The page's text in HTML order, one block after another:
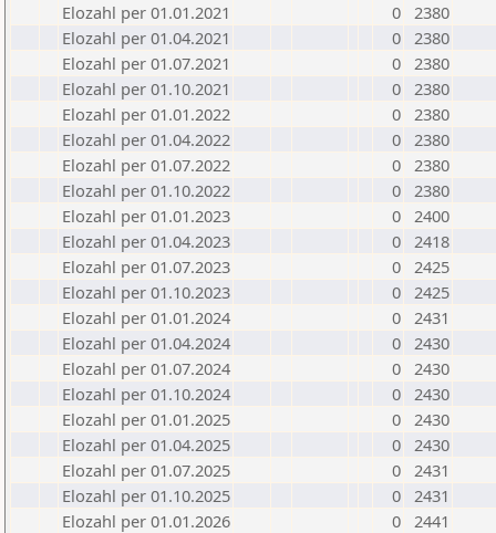
Elozahl per 01.01.2021
0 2380
Elozahl per 01.04.2021
0 2380
Elozahl per 01.07.2021
0 2380
Elozahl per 01.10.2021
0 2380
Elozahl per 01.01.2022
0 2380
Elozahl per 01.04.2022
0 2380
Elozahl per 01.07.2022
0 2380
Elozahl per 01.10.2022
0 2380
Elozahl per 01.01.2023
0 2400
Elozahl per 01.04.2023
0 2418
Elozahl per 01.07.2023
0 2425
Elozahl per 01.10.2023
0 2425
Elozahl per 01.01.2024
0 2431
Elozahl per 01.04.2024
0 2430
Elozahl per 01.07.2024
0 2430
Elozahl per 01.10.2024
0 2430
Elozahl per 01.01.2025
0 2430
Elozahl per 01.04.2025
0 2430
Elozahl per 01.07.2025
0 2431
Elozahl per 01.10.2025
0 2431
Elozahl per 01.01.2026
0 2441